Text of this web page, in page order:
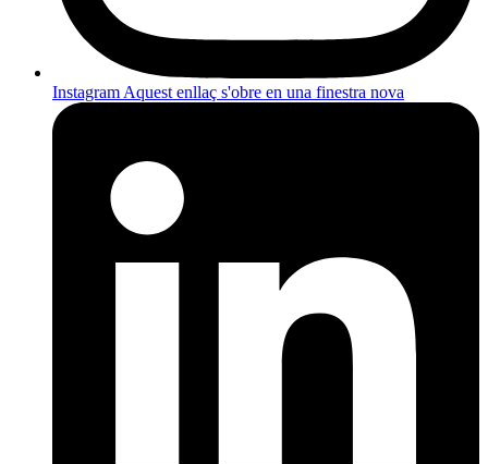
Instagram Aquest enllaç s'obre en una finestra nova